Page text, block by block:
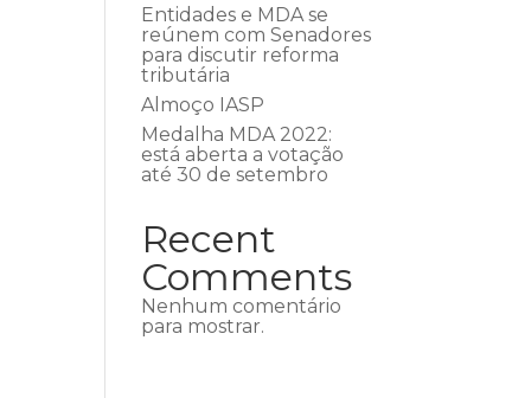
Entidades e MDA se
reúnem com Senadores
para discutir reforma
tributária
Almoço IASP
Medalha MDA 2022:
está aberta a votação
até 30 de setembro
Recent
Comments
Nenhum comentário
para mostrar.